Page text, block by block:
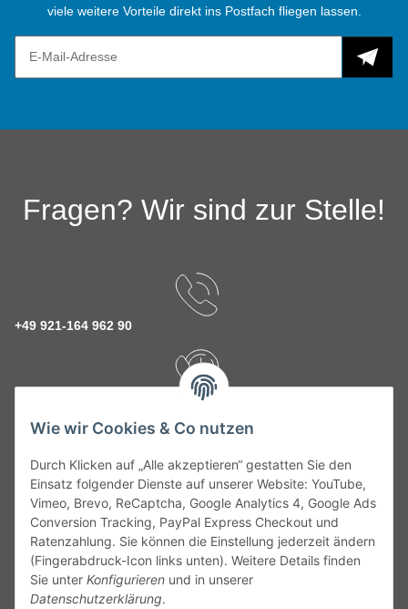
Wie wir Cookies & Co nutzen
Durch Klicken auf „Alle akzeptieren“ gestatten Sie den
Einsatz folgender Dienste auf unserer Website: YouTube,
Vimeo, Brevo, ReCaptcha, Google Analytics 4, Google Ads
Conversion Tracking, PayPal Express Checkout und
Ratenzahlung. Sie können die Einstellung jederzeit ändern
(Fingerabdruck-Icon links unten). Weitere Details finden
Sie unter Konfigurieren und in unserer
Datenschutzerklärung.
viele weitere Vorteile direkt ins Postfach fliegen lassen.
Fragen? Wir sind zur Stelle!
+49 921-164 962 90
kontakt@theo-schrauben.de